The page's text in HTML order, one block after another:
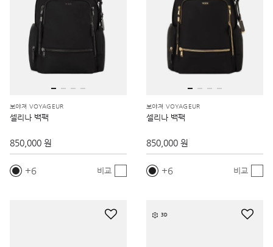
보야져 VOYAGEUR
셀리나 백팩
850,000 원
6 비교
보야져 VOYAGEUR
셀리나 백팩
850,000 원
6 비교
3D